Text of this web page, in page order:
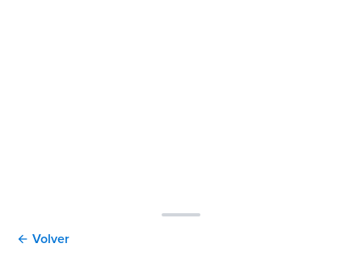
arrow_back Volver